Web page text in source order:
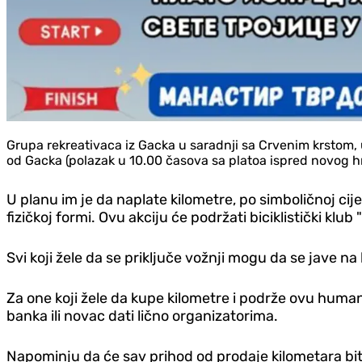
Grupa rekreativaca iz Gacka u saradnji sa Crvenim
od Gacka (polazak u 10.00 časova sa platoa ispred novog
U planu im je da naplate kilometre, po simboličnoj
fizičkoj formi. Ovu akciju će podržati biciklistički klub
Svi koji žele da se priključe vožnji mogu da se jave
Za one koji žele da kupe kilometre i podrže ovu
banka ili novac dati lično organizatorima.
Napominju da će sav prihod od prodaje kilometara